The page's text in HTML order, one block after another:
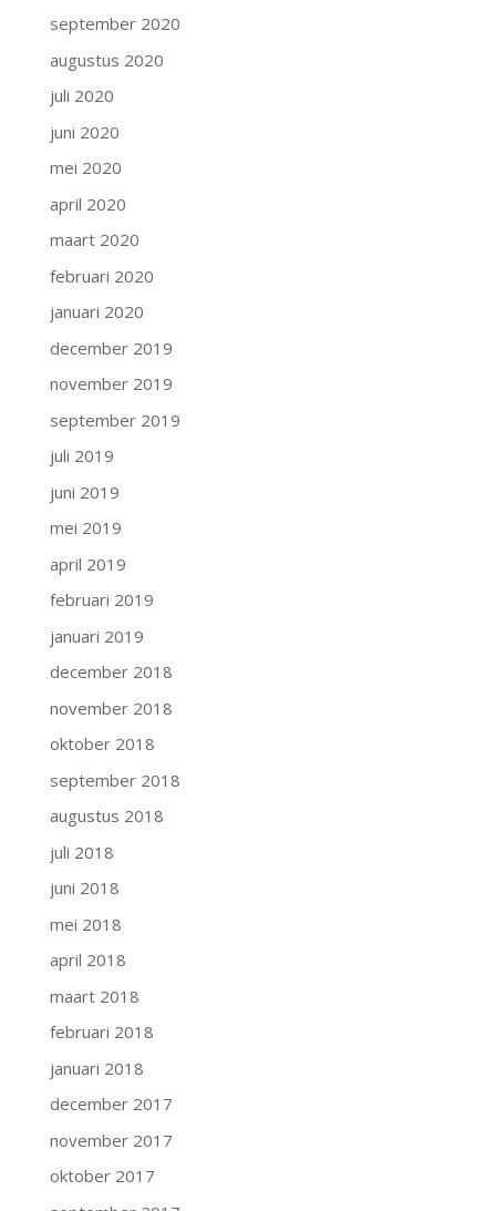
september 2020
augustus 2020
juli 2020
juni 2020
mei 2020
april 2020
maart 2020
februari 2020
januari 2020
december 2019
november 2019
september 2019
juli 2019
juni 2019
mei 2019
april 2019
februari 2019
januari 2019
december 2018
november 2018
oktober 2018
september 2018
augustus 2018
juli 2018
juni 2018
mei 2018
april 2018
maart 2018
februari 2018
januari 2018
december 2017
november 2017
oktober 2017